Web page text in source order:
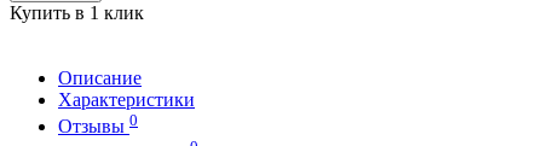
Купить в 1 клик
Описание
Характеристики
Отзывы 0